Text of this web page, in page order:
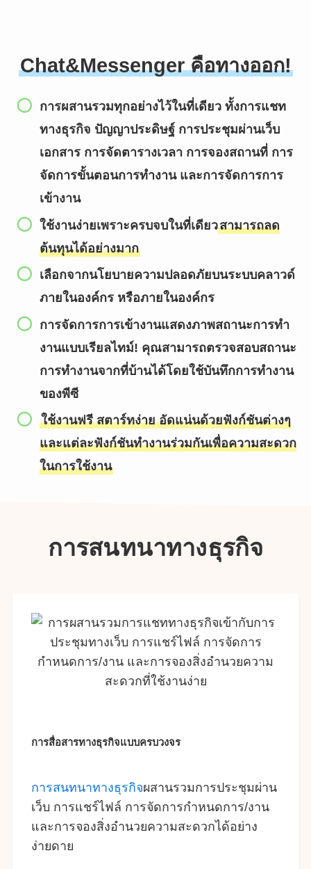
Chat&Messenger คือทางออก!
การผสานรวมทุกอย่างไว้ในที่เดียว ทั้งการแชท
ทางธุรกิจ ปัญญาประดิษฐ์ การประชุมผ่านเว็บ
เอกสาร การจัดตารางเวลา การจองสถานที่ การ
จัดการขั้นตอนการทำงาน และการจัดการการ
เข้างาน
ใช้งานง่ายเพราะครบจบในที่เดียวสามารถลด
ต้นทุนได้อย่างมาก
เลือกจากนโยบายความปลอดภัยบนระบบคลาวด์
ภายในองค์กร หรือภายในองค์กร
การจัดการการเข้างานแสดงภาพสถานะการทำ
งานแบบเรียลไทม์! คุณสามารถตรวจสอบสถานะ
การทำงานจากที่บ้านได้โดยใช้บันทึกการทำงาน
ของพีซี
ใช้งานฟรี สตาร์ทง่าย อัดแน่นด้วยฟังก์ชันต่างๆ
และแต่ละฟังก์ชันทำงานร่วมกันเพื่อความสะดวก
ในการใช้งาน
การสนทนาทางธุรกิจ
การสื่อสารทางธุรกิจแบบครบวงจร
การสนทนาทางธุรกิจผสานรวมการประชุมผ่าน
เว็บ การแชร์ไฟล์ การจัดการกำหนดการ/งาน
และการจองสิ่งอำนวยความสะดวกได้อย่าง
ง่ายดาย